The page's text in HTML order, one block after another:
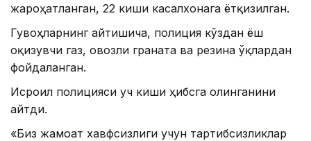
жароҳатланган, 22 киши касалхонага ётқизилган.
Гувоҳларнинг айтишича, полиция кўздан ёш
оқизувчи газ, овозли граната ва резина ўқлардан
фойдаланган.
Исроил полицияси уч киши ҳибсга олинганини
айтди.
«Биз жамоат хавфсизлиги учун тартибсизликлар